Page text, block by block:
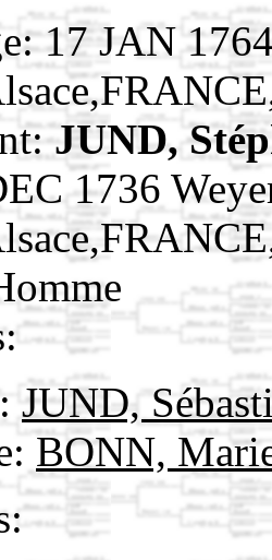
17 JAN
JUND,
1736
JUND,
BONN,